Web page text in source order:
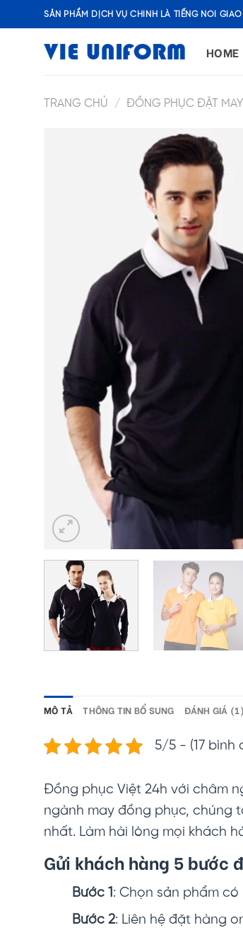
to
SẢN PHẨM DỊCH VỤ CHÍNH LÀ TIẾNG NÓI
HOME
TRANG CHỦ / ĐỒNG PHỤC ĐẶT MAY
MÔ TẢ THÔNG TIN BỔ SUNG ĐÁNH GIÁ (1)
5/5 - (17 bình
Đồng phục Việt 24h với châm
ngành may đồng phục, chúng
nhất. Làm hài lòng mọi khách
Gửi khách hàng 5 bước
Bước 1: Chọn sản phẩm
Bước 2: Liên hệ đặt hàng